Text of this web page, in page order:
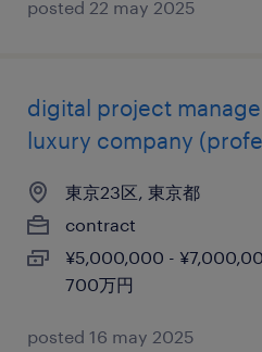
posted 22 may 2025
digital project
luxury company
東京23区, 東京都
contract
¥5,000,000 -
700万円
posted 16 may 2025